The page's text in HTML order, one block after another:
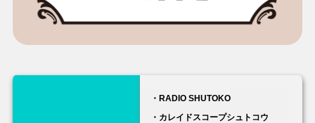
・RADIO SHUTOKO
・カレイドスコープシュトコウ